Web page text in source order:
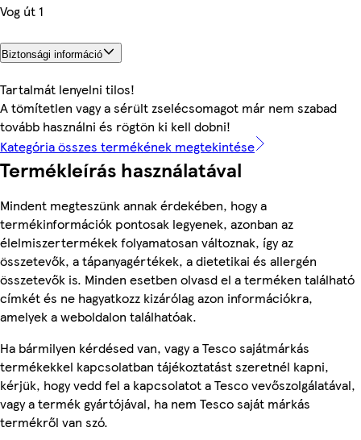
Vog út 1
Biztonsági információ
Tartalmát lenyelni tilos!
A tömítetlen vagy a sérült zselécsomagot már nem szabad
tovább használni és rögtön ki kell dobni!
Kategória összes termékének megtekintése
Termékleírás használatával
Mindent megteszünk annak érdekében, hogy a
termékinformációk pontosak legyenek, azonban az
élelmiszertermékek folyamatosan változnak, így az
összetevők, a tápanyagértékek, a dietetikai és allergén
összetevők is. Minden esetben olvasd el a terméken található
címkét és ne hagyatkozz kizárólag azon információkra,
amelyek a weboldalon találhatóak.
Ha bármilyen kérdésed van, vagy a Tesco sajátmárkás
termékekkel kapcsolatban tájékoztatást szeretnél kapni,
kérjük, hogy vedd fel a kapcsolatot a Tesco vevőszolgálatával,
vagy a termék gyártójával, ha nem Tesco saját márkás
termékről van szó.